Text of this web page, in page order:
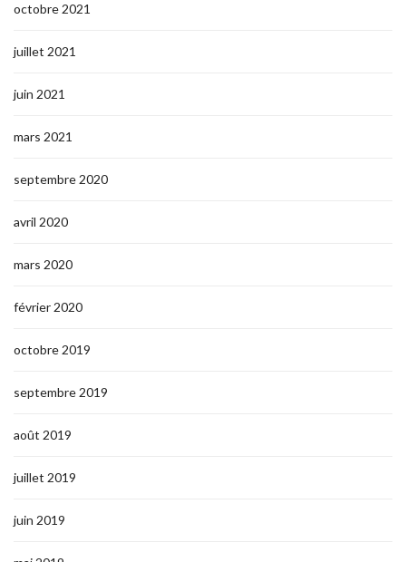
octobre 2021
juillet 2021
juin 2021
mars 2021
septembre 2020
avril 2020
mars 2020
février 2020
octobre 2019
septembre 2019
août 2019
juillet 2019
juin 2019